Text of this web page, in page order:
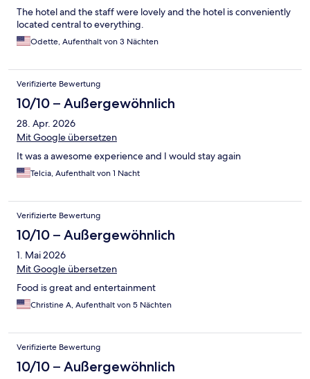
The hotel and the staff were lovely and the hotel is conveniently
located central to everything.
Odette, Aufenthalt von 3 Nächten
Verifizierte Bewertung
10/10 – Außergewöhnlich
28. Apr. 2026
Mit Google übersetzen
It was a awesome experience and I would stay again
Telcia, Aufenthalt von 1 Nacht
Verifizierte Bewertung
10/10 – Außergewöhnlich
1. Mai 2026
Mit Google übersetzen
Food is great and entertainment
Christine A, Aufenthalt von 5 Nächten
Verifizierte Bewertung
10/10 – Außergewöhnlich